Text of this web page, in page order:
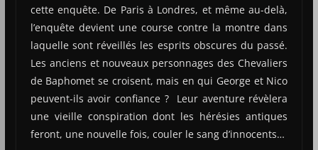
cette enquête. De Paris à Londres, et même au-delà,
l’enquête devient une course contre la montre dans
laquelle sont réveillés les esprits obscures du passé.
Les anciens et nouveaux personnages des Chevaliers
de Baphomet se croisent, mais en qui George et Nico
peuvent-ils avoir confiance ? Leur aventure révèlera
une vieille conspiration dont les hérésies antiques
feront, une nouvelle fois, couler le sang d’innocents…